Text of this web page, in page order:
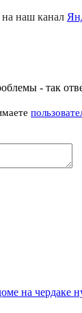
на наш канал
- так ответ
на чердаке